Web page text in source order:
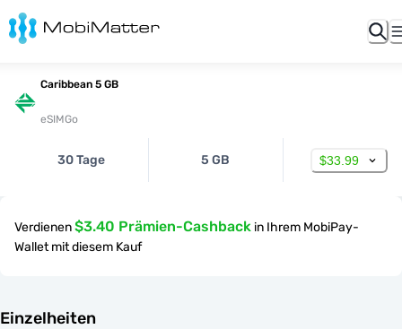
Caribbean 5 GB
eSIMGo
30 Tage 5 GB $33.99
Verdienen$3.40 Prämien-Cashback in Ihrem MobiPay-
Wallet mit diesem Kauf
Einzelheiten